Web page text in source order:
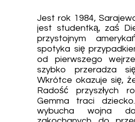
Jest rok 1984,
jest studentką, zaś
przystojnym
spotyka się
od pierwszego
szybko przeradza
Wkrótce okazuje się,
Radość przyszłych
Gemma traci
wybucha wojna